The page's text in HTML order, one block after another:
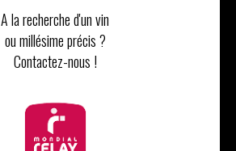
A la recherche d'un vin
ou millésime précis ?
Contactez-nous !